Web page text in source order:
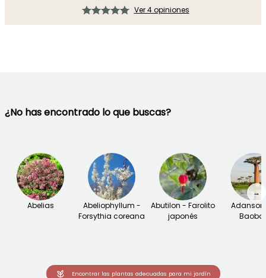
Ver 4 opiniones
¿No has encontrado lo que buscas?
Abelias
Abeliophyllum -
Forsythia coreana
Abutilon - Farolito
japonés
→
Encontrar las plantas adecuadas para mi jardín